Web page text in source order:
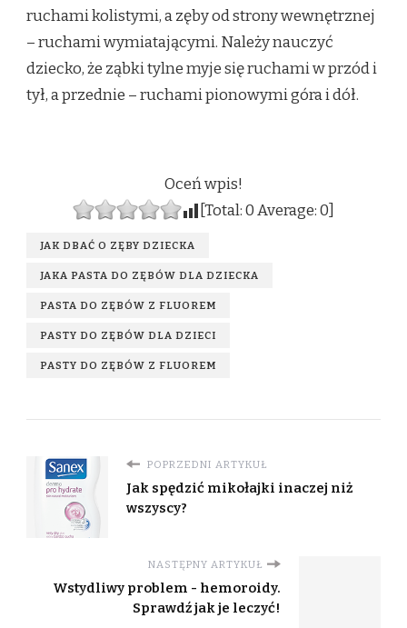
ruchami kolistymi, a zęby od strony wewnętrznej
– ruchami wymiatającymi. Należy nauczyć
dziecko, że ząbki tylne myje się ruchami w przód i
tył, a przednie – ruchami pionowymi góra i dół.
Oceń wpis!
[Total:0Average:0]
JAK DBAĆ O ZĘBY DZIECKA
JAKA PASTA DO ZĘBÓW DLA DZIECKA
PASTA DO ZĘBÓW Z FLUOREM
PASTY DO ZĘBÓW DLA DZIECI
PASTY DO ZĘBÓW Z FLUOREM
POPRZEDNI ARTYKUŁ
Jak spędzić mikołajki inaczej niż
wszyscy?
NASTĘPNY ARTYKUŁ
Wstydliwy problem - hemoroidy.
Sprawdź jak je leczyć!